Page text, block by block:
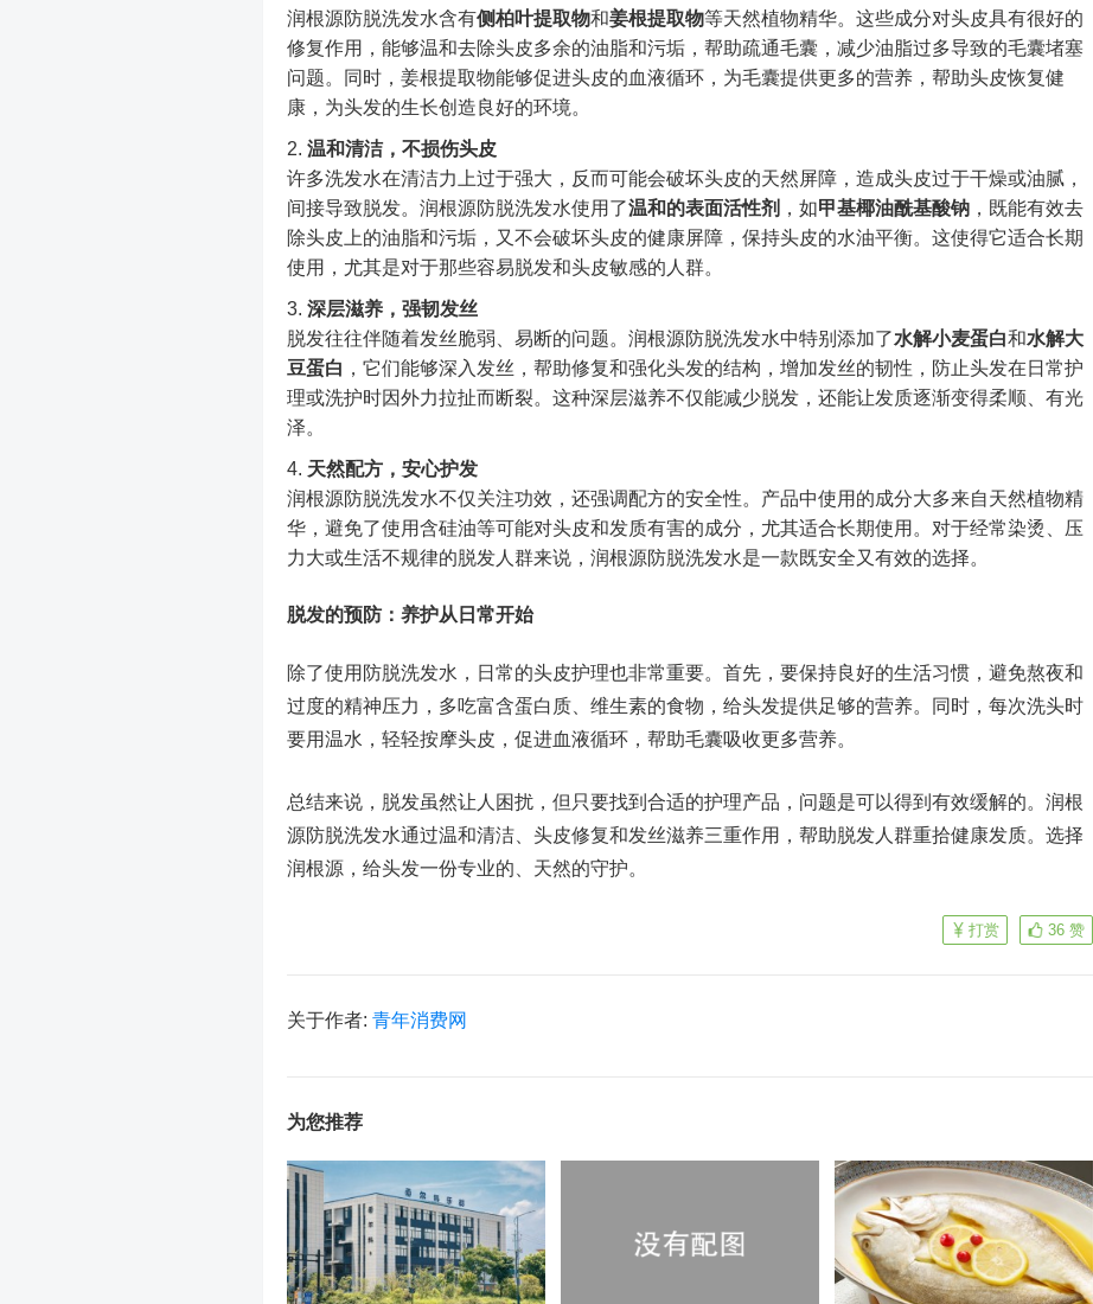
润根源防脱洗发水含有侧柏叶提取物和姜根提取物等天然植物精华。这些成分对头皮具有很好的
修复作用，能够温和去除头皮多余的油脂和污垢，帮助疏通毛囊，减少油脂过多导致的毛囊堵塞
问题。同时，姜根提取物能够促进头皮的血液循环，为毛囊提供更多的营养，帮助头皮恢复健
康，为头发的生长创造良好的环境。
温和清洁，不损伤头皮
许多洗发水在清洁力上过于强大，反而可能会破坏头皮的天然屏障，造成头皮过于干燥或油腻，
间接导致脱发。润根源防脱洗发水使用了温和的表面活性剂 ，如甲基椰油酰基酸钠 ，既能有效去
除头皮上的油脂和污垢，又不会破坏头皮的健康屏障，保持头皮的水油平衡。这使得它适合长期
使用，尤其是对于那些容易脱发和头皮敏感的人群。
深层滋养，强韧发丝
脱发往往伴随着发丝脆弱、易断的问题。润根源防脱洗发水中特别添加了水解小麦蛋白和水解大
豆蛋白 ，它们能够深入发丝，帮助修复和强化头发的结构，增加发丝的韧性，防止头发在日常护
理或洗护时因外力拉扯而断裂。这种深层滋养不仅能减少脱发，还能让发质逐渐变得柔顺、有光
泽。
天然配方，安心护发
润根源防脱洗发水不仅关注功效，还强调配方的安全性。产品中使用的成分大多来自天然植物精
华，避免了使用含硅油等可能对头皮和发质有害的成分，尤其适合长期使用。对于经常染烫、压
力大或生活不规律的脱发人群来说，润根源防脱洗发水是一款既安全又有效的选择。
脱发的预防：养护从日常开始
除了使用防脱洗发水，日常的头皮护理也非常重要。首先，要保持良好的生活习惯，避免熬夜和
过度的精神压力，多吃富含蛋白质、维生素的食物，给头发提供足够的营养。同时，每次洗头时
要用温水，轻轻按摩头皮，促进血液循环，帮助毛囊吸收更多营养。
总结来说，脱发虽然让人困扰，但只要找到合适的护理产品，问题是可以得到有效缓解的。润根
源防脱洗发水通过温和清洁、头皮修复和发丝滋养三重作用，帮助脱发人群重拾健康发质。选择
润根源，给头发一份专业的、天然的守护。
36 赞
打赏
关于作者: 青年消费网
为您推荐